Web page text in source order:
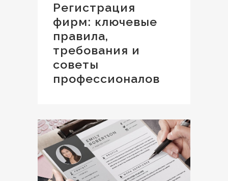
Регистрация
фирм: ключевые
правила,
требования и
советы
профессионалов